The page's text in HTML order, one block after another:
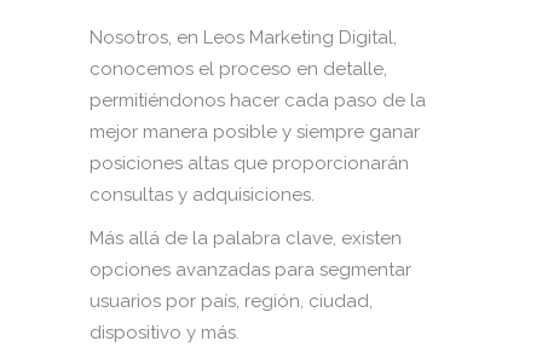
Nosotros, en Leos Marketing Digital,
conocemos el proceso en detalle,
permitiéndonos hacer cada paso de la
mejor manera posible y siempre ganar
posiciones altas que proporcionarán
consultas y adquisiciones.
Más allá de la palabra clave, existen
opciones avanzadas para segmentar
usuarios por país, región, ciudad,
dispositivo y más.